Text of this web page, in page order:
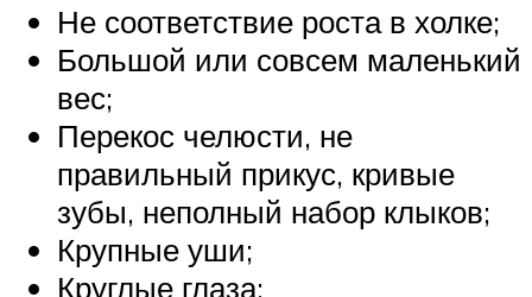
Не соответствие роста в холке;
Большой или совсем маленький
вес;
Перекос челюсти, не
правильный прикус, кривые
зубы, неполный набор клыков;
Крупные уши;
Круглые глаза;